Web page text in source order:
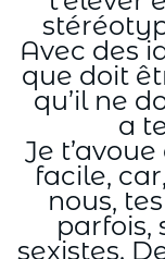
Avec des
que doit
qu’il ne
a
Je
facile,
nous,
parfois,
sexistes.